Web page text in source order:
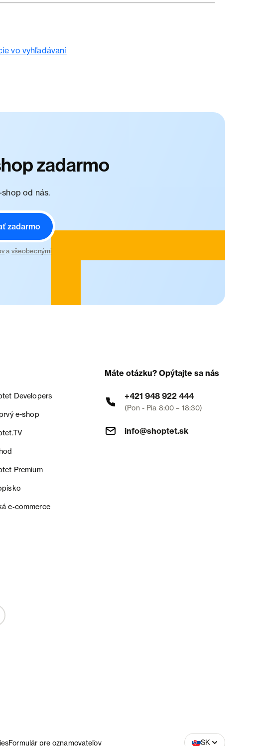
vo vyhľadávaní
zadarmo
od nás.
zadarmo
a všeobecnými
Developers
e-shop
Premium
e‑commerce
Máte otázku? Opýtajte sa nás
+421 948 922 444
(Pon - Pia 8:00 – 18:30)
info@shoptet.sk
Formulár pre oznamovateľov SK